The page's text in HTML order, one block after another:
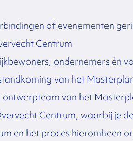
of evenementen
Centrum
ondernemers én
van het
van het
Centrum, waarbij je
en het proces hieromheen